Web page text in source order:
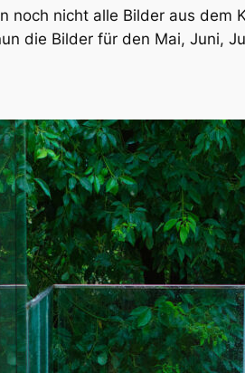
nicht alle Bilder aus dem
die Bilder für den Mai, Juni,